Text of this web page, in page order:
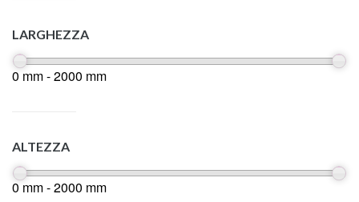
LARGHEZZA
0 mm - 2000 mm
ALTEZZA
0 mm - 2000 mm